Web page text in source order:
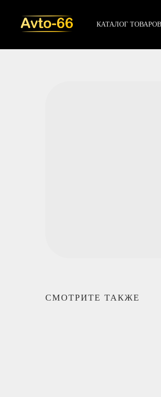
КАТАЛОГ ТОВАРОВ
СМОТРИТЕ ТАКЖЕ